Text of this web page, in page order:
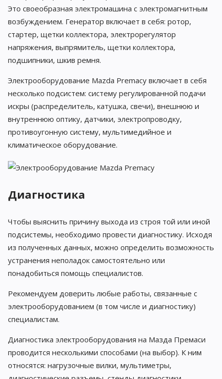
Это своеобразная электромашина с электромагнитным
возбуждением. Генератор включает в себя: ротор,
стартер, щетки коллектора, электрорегулятор
напряжения, выпрямитель, щетки коллектора,
подшипники, шкив ремня.
Электрооборудование Mazda Premacy включает в себя
несколько подсистем: систему регулированной подачи
искры (распределитель, катушка, свечи), внешнюю и
внутреннюю оптику, датчики, электропроводку,
противоугонную систему, мультимедийное и
климатическое оборудование.
Диагностика
Чтобы выяснить причину выхода из строя той или иной
подсистемы, необходимо провести диагностику. Исходя
из полученных данных, можно определить возможность
устранения неполадок самостоятельно или
понадобиться помощь специалистов.
Рекомендуем доверить любые работы, связанные с
электрооборудованием (в том числе и диагностику)
специалистам.
Диагностика электрооборудования на Мазда Премаси
проводится несколькими способами (на выбор). К ним
относятся: нагрузочные вилки, мультиметры,